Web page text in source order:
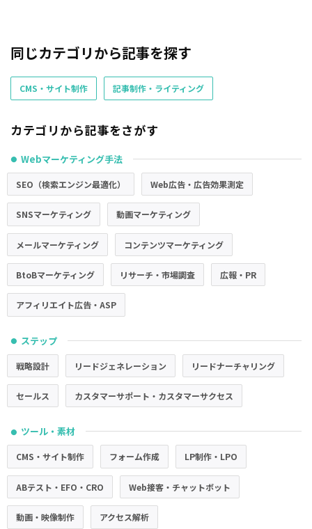
同じカテゴリから記事を探す
CMS・サイト制作 記事制作・ライティング
カテゴリから記事をさがす
● Webマーケティング手法
SEO（検索エンジン最適化） Web広告・広告効果測定
SNSマーケティング 動画マーケティング
メールマーケティング コンテンツマーケティング
BtoBマーケティング リサーチ・市場調査 広報・PR
アフィリエイト広告・ASP
● ステップ
戦略設計 リードジェネレーション リードナーチャリング
セールス カスタマーサポート・カスタマーサクセス
● ツール・素材
CMS・サイト制作 フォーム作成 LP制作・LPO
ABテスト・EFO・CRO Web接客・チャットボット
動画・映像制作 アクセス解析